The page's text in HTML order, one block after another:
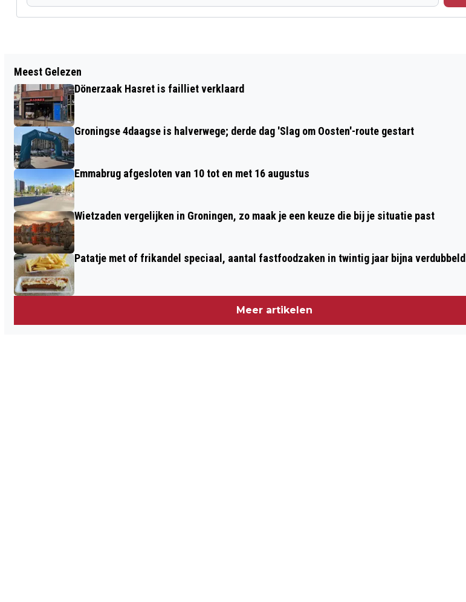
KWARTFINALE DONAR BASKETBALL CUP
WOENSDAG 22 JANUARI OPNIEUW
GESPEELD
Meest Gelezen
Dönerzaak Hasret is failliet verklaard
Groningse 4daagse is halverwege; derde dag 'Slag om Oosten'-route gestart
Emmabrug afgesloten van 10 tot en met 16 augustus
Wietzaden vergelijken in Groningen, zo maak je een keuze die bij je situatie past
Patatje met of frikandel speciaal, aantal fastfoodzaken in twintig jaar bijna verdubbeld
Meer artikelen